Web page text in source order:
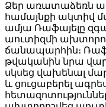
Ձեր առատաձեռն
համայնքի ակտիվ
ամյա Ռաֆայելը
աուտիզմի
ճանապարհին։
թվականին նրա
սկսեց վախենալ
և ցուցաբերել